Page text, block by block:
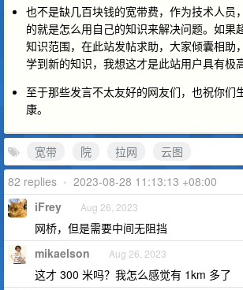
也不是缺几百块钱的宽带费，作为技术人员
的就是怎么用自己的知识来解决问题。如果
知识范围，在此站发帖求助，大家倾囊相助
学到新的知识，我想这才是此站用户具有极
至于那些发言不太友好的网友们，也祝你们
康。
宽带 院 拉网
云图
82 replies • 2023-08-28 11:13:13 +08:00
iFrey Aug 26, 2023
网桥，但是需要中间无阻挡
mikaelson Aug 26, 2023
这才 300 米吗？我怎么感觉有 1km 多了